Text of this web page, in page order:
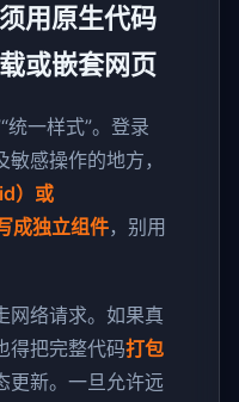
用原生代码
或嵌套网页
统一样式”。登录
感操作的地方，
）或
成独立组件，别用
网络请求。如果真
得把完整代码打包
更新。一旦允许远